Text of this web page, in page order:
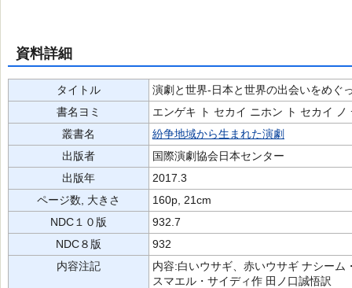
資料詳細
タイトル
演劇と世界-日本と世界の出会いをめぐ
書名ヨミ
エンゲキ ト セカイ ニホン ト セカイ ノ
叢書名
紛争地域から生まれた演劇
出版者
国際演劇協会日本センター
出版年
2017.3
ページ数, 大きさ
160p, 21cm
NDC１０版
932.7
NDC８版
932
内容注記
内容:白いウサギ、赤いウサギ ナシー
スマエル・サイディ作 田ノ口誠悟訳